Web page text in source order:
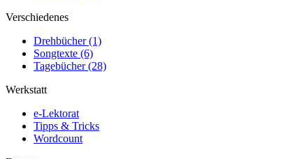
Verschiedenes
Drehbücher(1)
Songtexte (6)
Tagebücher(28)
Werkstatt
e-Lektorat
Tipps & Tricks
Wordcount